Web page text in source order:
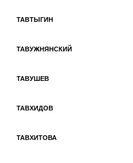
ТАВТЫГИН
ТАВУЖНЯНСКИЙ
ТАВУШЕВ
ТАВХИДОВ
ТАВХИТОВА